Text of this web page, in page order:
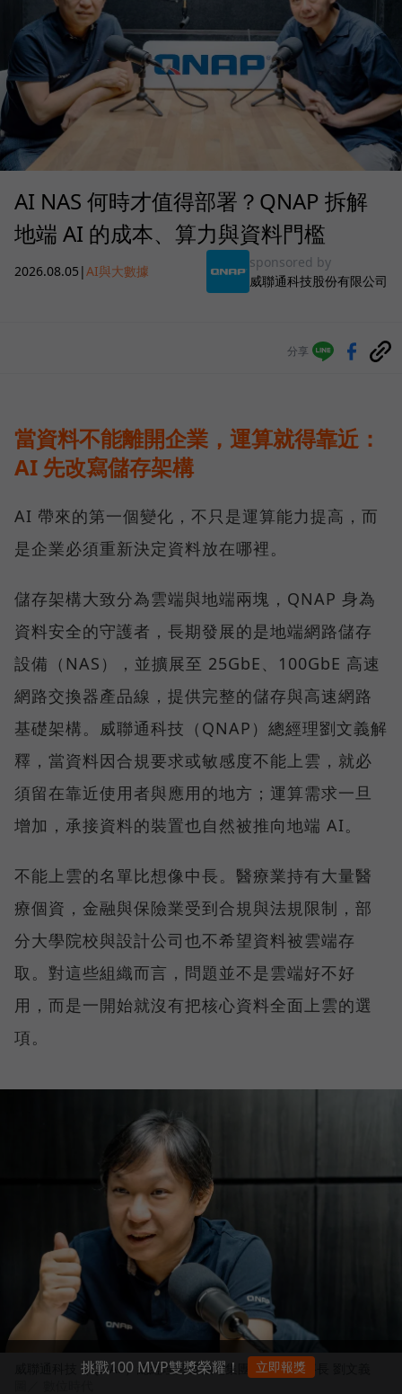
AI NAS 何時才值得部署？QNAP 拆解
地端 AI 的成本、算力與資料門檻
2026.08.05 |AI與大數據
sponsored by
威聯通科技股份有限公司
分享
當資料不能離開企業，運算就得靠近：
AI 先改寫儲存架構
AI 帶來的第一個變化，不只是運算能力提高，而
是企業必須重新決定資料放在哪裡。
儲存架構大致分為雲端與地端兩塊，QNAP 身為
資料安全的守護者，長期發展的是地端網路儲存
設備（NAS），並擴展至 25GbE、100GbE 高速
網路交換器產品線，提供完整的儲存與高速網路
基礎架構。威聯通科技（QNAP）總經理劉文義解
釋，當資料因合規要求或敏感度不能上雲，就必
須留在靠近使用者與應用的地方；運算需求一旦
增加，承接資料的裝置也自然被推向地端 AI。
不能上雲的名單比想像中長。醫療業持有大量醫
療個資，金融與保險業受到合規與法規限制，部
分大學院校與設計公司也不希望資料被雲端存
取。對這些組織而言，問題並不是雲端好不好
用，而是一開始就沒有把核心資料全面上雲的選
項。
威聯通科技（QNAP）總經理暨威強電集團（IEI）董事長 劉文義
挑戰100 MVP雙獎榮耀！ 立即報獎